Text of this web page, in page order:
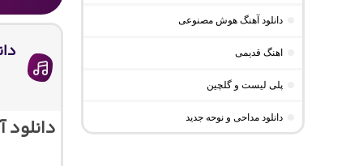
دانلود آهنگ هوش مصنوعی
اهنگ قدیمی
پلی لیست و گلچین
دانلود مداحی و نوحه جدید